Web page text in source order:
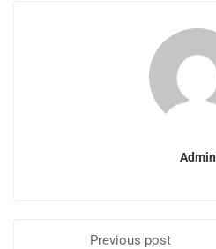
Admin
Previous post